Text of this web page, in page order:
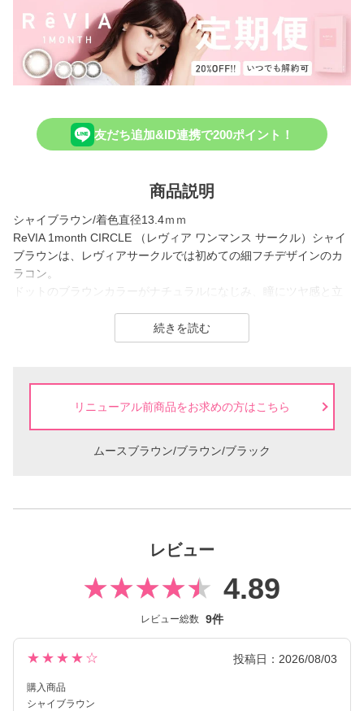
友だち追加&ID連携で200ポイント！
商品説明
シャイブラウン/着色直径13.4ｍｍ
ReVIA 1month CIRCLE （レヴィア ワンマンス サークル）シャイ
ブラウンは、レヴィアサークルでは初めての細フチデザインのカ
ラコン。
ドットのブラウンカラーがナチュラルになじみ、瞳にツヤ感と立
着色直径は13.4ｍｍで、可愛らしい印象を叶える秘密のブラウン
ReVIA は2016年に誕生した、「洗練」と「幅広い年齢層に愛され
ること」をコンセプトにしたコンタクトレンズブランド。
1day（ワンデー）／1month（ワンマンス）／CLEAR（クリア）
／Blue Light Barrier（ブルーライトバリア）／TORIC（トーリッ
ない絶妙なレンズサイズを採用することで ナチュラルでありなが
2026年には、ブランド誕生から10周年を迎えるにあたり、新イメ
ージモデルにKIM CHAEWON（キム・チェウォン）さんが就任
し、イメージを一新しました。
AR TORIC（クリアトーリック）も誕生し、さらに充実したライ
ンナップに。
裸眼風のナチュラルデザインから、さりげなく盛れるタイプ、普
段使いに最適なサークルレンズ、クリアコンタクトレンズまで、
リニューアル前商品をお求めの方はこちら
ムースブラウン/ブラウン/ブラック
レビュー
4.89
レビュー総数 9件
★★★★☆ 投稿日：2026/08/03
購入商品
シャイブラウン